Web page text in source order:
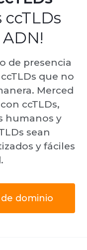
ccTLDs
de presencia
que no
Merced
ccTLDs,
humanos y
sean
y fáciles
dominio